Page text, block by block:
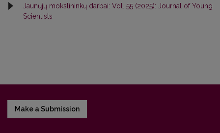
Jaunųjų mokslininkų darbai: Vol. 55 (2025): Journal of Young
Scientists
Make a Submission